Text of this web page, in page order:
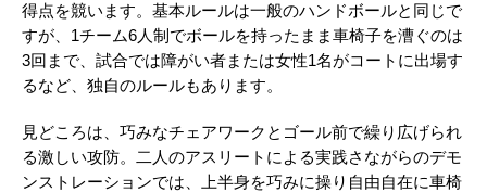
得点を競います。基本ルールは一般のハンドボールと同じで
すが、1チーム6人制でボールを持ったまま車椅子を漕ぐのは
3回まで、試合では障がい者または女性1名がコートに出場す
るなど、独自のルールもあります。
見どころは、巧みなチェアワークとゴール前で繰り広げられ
る激しい攻防。二人のアスリートによる実践さながらのデモ
ンストレーションでは、上半身を巧みに操り自由自在に車椅